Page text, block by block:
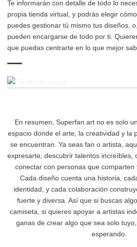
Te informarán con detalle de todo lo
propia tienda virtual, y podrás elegir
puedes gestionar tú mismo tus diseños,
pueden encargarse de todo por ti.
que puedas centrarte en lo que mejor
En resumen, Superfan.art no es solo
espacio donde el arte, la creatividad y la
se encuentran. Ya seas fan o artista,
expresarte, descubrir talentos increíbles,
conectar con personas que comparten
Cada diseño cuenta una historia,
identidad, y cada colaboración
fuerte y diversa. Así que si buscas
camiseta, si quieres apoyar a artistas
ganas de crear algo que sea solo tuyo,
esperando.